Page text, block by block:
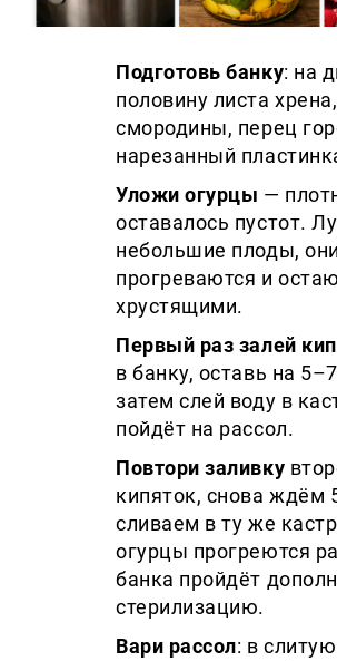
Подготовь банку: на
половину листа
смородины, перец
нарезанный
Уложи огурцы —
оставалось пустот.
небольшие плоды,
прогреваются и
хрустящими.
Первый раз залей
в банку, оставь на
затем слей воду в
пойдёт на рассол.
Повтори заливку
кипяток, снова ждём
сливаем в ту же
огурцы прогреются
банка пройдёт
стерилизацию.
Вари рассол: в